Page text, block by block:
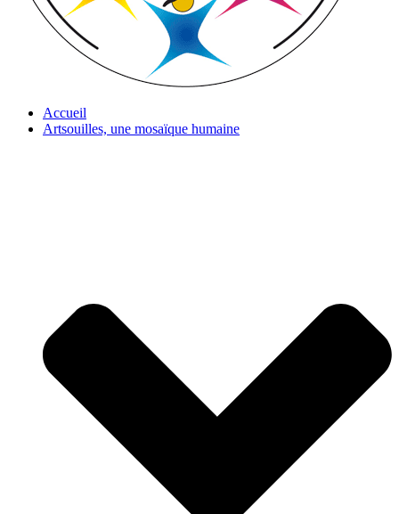
Accueil
Artsouilles, une mosaïque humaine